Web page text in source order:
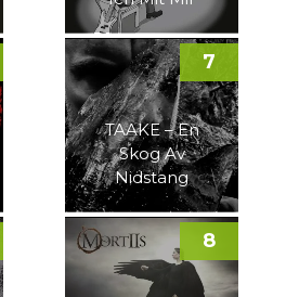
TAAKE – En
Skog Av
Nidstang
7
8